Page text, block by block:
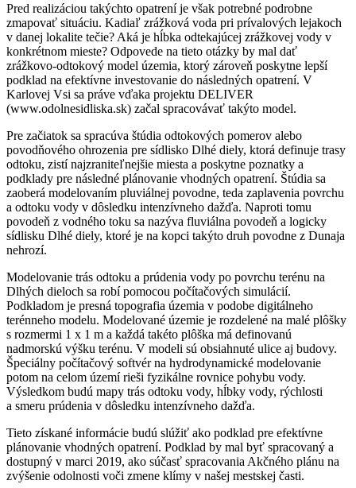
Pred realizáciou takýchto opatrení je však potrebné podrobne
zmapovať situáciu. Kadiaľ zrážková voda pri prívalových lejakoch
v danej lokalite tečie? Aká je hĺbka odtekajúcej zrážkovej vody v
konkrétnom mieste? Odpovede na tieto otázky by mal dať
zrážkovo-odtokový model územia, ktorý zároveň poskytne lepší
podklad na efektívne investovanie do následných opatrení. V
Karlovej Vsi sa práve vďaka projektu DELIVER
(www.odolnesidliska.sk) začal spracovávať takýto model.
Pre začiatok sa spracúva štúdia odtokových pomerov alebo
povodňového ohrozenia pre sídlisko Dlhé diely, ktorá definuje trasy
odtoku, zistí najzraniteľnejšie miesta a poskytne poznatky a
podklady pre následné plánovanie vhodných opatrení. Štúdia sa
zaoberá modelovaním pluviálnej povodne, teda zaplavenia povrchu
a odtoku vody v dôsledku intenzívneho dažďa. Naproti tomu
povodeň z vodného toku sa nazýva fluviálna povodeň a logicky
sídlisku Dlhé diely, ktoré je na kopci takýto druh povodne z Dunaja
nehrozí.
Modelovanie trás odtoku a prúdenia vody po povrchu terénu na
Dlhých dieloch sa robí pomocou počítačových simulácií.
Podkladom je presná topografia územia v podobe digitálneho
terénneho modelu. Modelované územie je rozdelené na malé plôšky
s rozmermi 1 x 1 m a každá takéto plôška má definovanú
nadmorskú výšku terénu. V modeli sú obsiahnuté ulice aj budovy.
Špeciálny počítačový softvér na hydrodynamické modelovanie
potom na celom území rieši fyzikálne rovnice pohybu vody.
Výsledkom budú mapy trás odtoku vody, hĺbky vody, rýchlosti
a smeru prúdenia v dôsledku intenzívneho dažďa.
Tieto získané informácie budú slúžiť ako podklad pre efektívne
plánovanie vhodných opatrení. Podklad by mal byť spracovaný a
dostupný v marci 2019, ako súčasť spracovania Akčného plánu na
zvýšenie odolnosti voči zmene klímy v našej mestskej časti.